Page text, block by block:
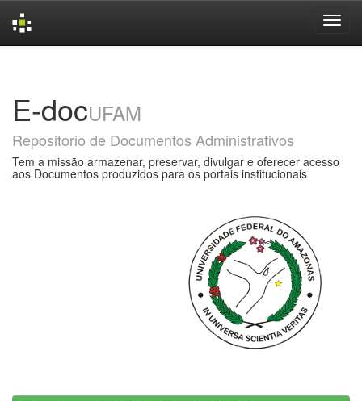
E-docUFAM
Repositorio de Documentos Administrativos
Tem a missão armazenar, preservar, divulgar e oferecer acesso
aos Documentos produzidos para os portais institucionais